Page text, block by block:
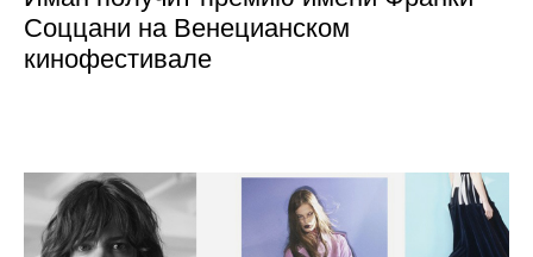
Соццани на Венецианском
кинофестивале